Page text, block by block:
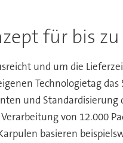
für bis
und um die
Technologietag
und
von 12.000
basieren